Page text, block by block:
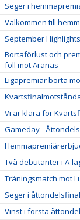
Seger i
Välkommen till
September
Bortaförlust och
föll mot Aranäs
Ligapremiär borta
Vi är klara för
Gameday -
Två debutanter i A-
Träningsmatch mot
Seger i
Vinst i första